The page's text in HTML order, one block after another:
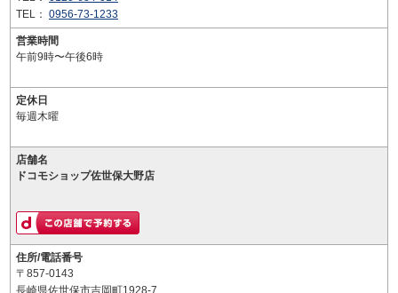
TEL： 0956-73-1233
営業時間
午前9時〜午後6時
定休日
毎週木曜
店舗名
ドコモショップ佐世保大野店
住所/電話番号
〒857-0143
長崎県佐世保市吉岡町1928-7